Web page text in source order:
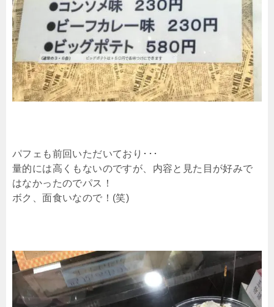
パフェも前回いただいており･･･
量的には高くもないのですが、内容と見た目が好みで
はなかったのでパス！
ボク、面食いなので！(笑)